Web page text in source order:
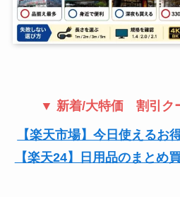
▼ 新着/大特価 割引ク
【楽天市場】今日使えるお
【楽天24】日用品のまとめ